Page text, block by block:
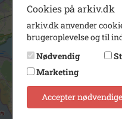
Cookies på arkiv.dk
arkiv.dk anvender
brugeroplevelse og til
Nødvendig
Marketing
Accepter nødvendige